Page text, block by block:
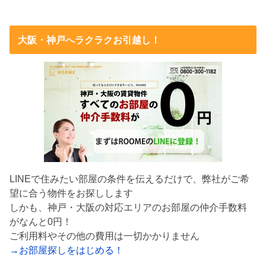
大阪・神戸へラクラクお引越し！
LINEで住みたい部屋の条件を伝えるだけで、弊社がご希
望に合う物件をお探しします
しかも、神戸・大阪の対応エリアのお部屋の仲介手数料
がなんと0円！
ご利用料やその他の費用は一切かかりません
→お部屋探しをはじめる！